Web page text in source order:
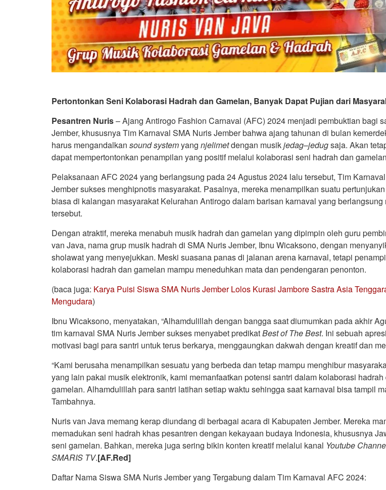
Pertontonkan Seni Kolaborasi Hadrah dan Gamelan, Banyak Dapat Pujian dari
Pesantren Nuris– Ajang Antirogo Fashion Carnaval (AFC) 2024 menjadi pembuktian bagi
Jember, khususnya Tim Karnaval SMA Nuris Jember bahwa ajang tahunan di bulan
harus mengandalkan soundsystemyang njelimetdengan musikjedag–jedugsaja. Akan
dapat mempertontonkan penampilan yang positif melalui kolaborasi seni hadrah dan
Pelaksanaan AFC 2024 yang berlangsung pada 24 Agustus 2024 lalu tersebut, Tim
Jember sukses menghipnotis masyarakat. Pasalnya, mereka menampilkan suatu
biasa di kalangan masyarakat Kelurahan Antirogo dalam barisan karnaval yang berlangsung
tersebut.
Dengan atraktif, mereka menabuh musik hadrah dan gamelan yang dipimpin oleh guru
van Java, nama grup musik hadrah di SMA Nuris Jember, Ibnu Wicaksono, dengan
sholawat yang menyejukkan. Meski suasana panas di jalanan arena karnaval, tetapi
kolaborasi hadrah dan gamelan mampu meneduhkan mata dan pendengaran penonton.
(baca juga: Karya Puisi Siswa SMA Nuris Jember Lolos Kurasi Jambore Sastra Asia
Mengudara)
Ibnu Wicaksono, menyatakan, “Alhamdulillah dengan bangga saat diumumkan pada akhir
tim karnaval SMA Nuris Jember sukses menyabet predikatBestof TheBest. Ini sebuah
motivasi bagi para santri untuk terus berkarya, menggaungkan dakwah dengan kreatif dan
“Kami berusaha menampilkan sesuatu yang berbeda dan tetap mampu menghibur
yang lain pakai musik elektronik, kami memanfaatkan potensi santri dalam kolaborasi hadrah
gamelan. Alhamdulillah para santri latihan setiap waktu sehingga saat karnaval bisa tampil
Tambahnya.
Nuris van Java memang kerap diundang di berbagai acara di Kabupaten Jember. Mereka
memadukan seni hadrah khas pesantren dengan kekayaan budaya Indonesia, khususnya
seni gamelan. Bahkan, mereka juga sering bikin konten kreatif melalui kanal Youtube
SMARIS TV.[AF.Red]
Daftar Nama Siswa SMA Nuris Jember yang Tergabung dalam Tim Karnaval AFC 2024: